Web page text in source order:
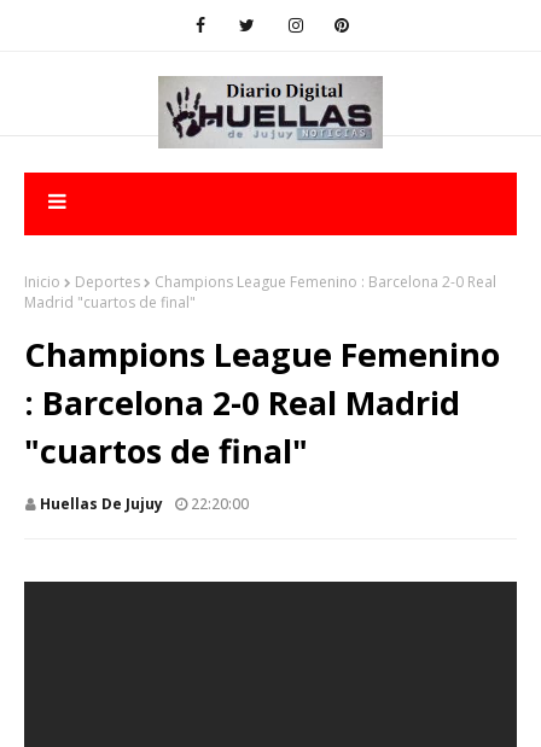
Inicio Deportes
Champions League Femenino : Barcelona 2-0 Real
Madrid "cuartos de final"
Champions League Femenino
: Barcelona 2-0 Real Madrid
"cuartos de final"
Huellas De Jujuy 22:20:00